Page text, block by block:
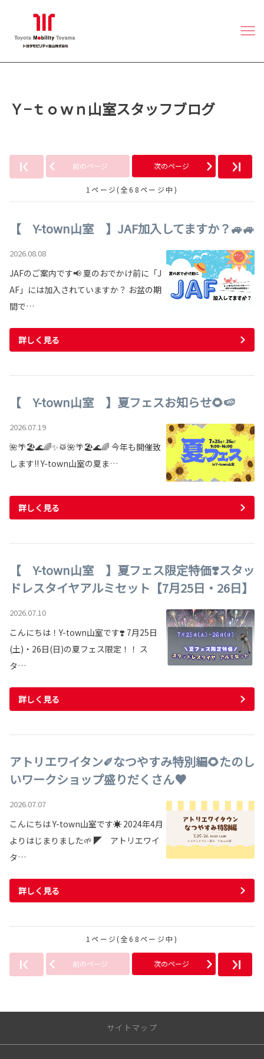
Ｙ−ｔｏｗｎ山室スタッフブログ
前のページ 次のページ
1ページ(全68ページ中)
【 Y-town山室 】JAF加入してますか？🚙🚙
2026.08.08
​​JAFのご案内です📢 夏のおでかけ前に「J
AF」には加入されていますか？ お盆の期
間で…
詳しく見る
【 Y-town山室 】夏フェスお知らせ🌻🍉
2026.07.19
🌺🌴🏖🌊🌈✨🥁🌺🌴🏖🌊🌈 今年も開催致
します!! Y-town山室の夏ま…
詳しく見る
【 Y-town山室 】夏フェス限定特価❣️スタッ
ドレスタイヤアルミセット【7月25日・26日】
2026.07.10
こんにちは！Y-town山室です❣️ 7月25日
(土)・26日(日)の夏フェス限定！！ ス
タ…
詳しく見る
アトリエワイタン✐なつやすみ特別編🌻たのし
いワークショップ盛りだくさん♥
2026.07.07
こんにちは Y-town山室です☀ 2024年4月
よりはじまりました🌱 ◤ アトリエワイ
タ…
詳しく見る
1ページ(全68ページ中)
前のページ 次のページ
サイトマップ